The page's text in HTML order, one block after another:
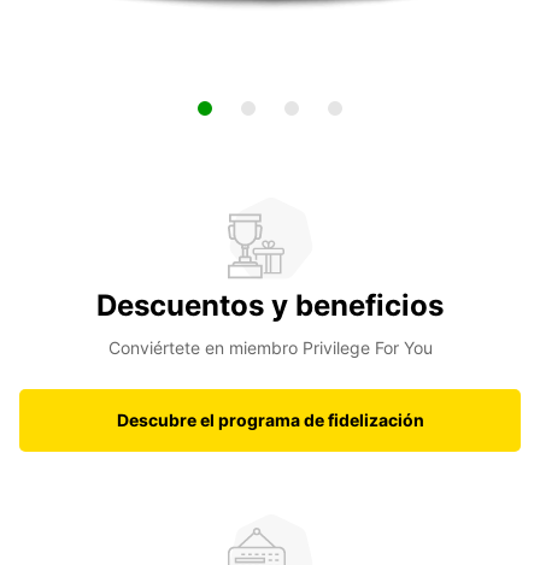
Descuentos y beneficios
Conviértete en miembro Privilege For You
Descubre el programa de fidelización